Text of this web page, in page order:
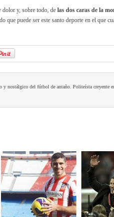
dolor y, sobre todo, de las dos caras de la
puede ser este santo deporte en el que
nostálgico del fútbol de antaño. Politeísta creyente